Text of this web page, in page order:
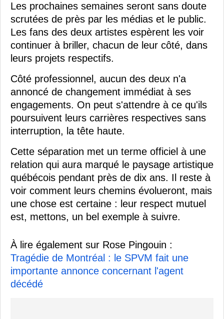
Les prochaines semaines seront sans doute
scrutées de près par les médias et le public.
Les fans des deux artistes espèrent les voir
continuer à briller, chacun de leur côté, dans
leurs projets respectifs.
Côté professionnel, aucun des deux n'a
annoncé de changement immédiat à ses
engagements. On peut s'attendre à ce qu'ils
poursuivent leurs carrières respectives sans
interruption, la tête haute.
Cette séparation met un terme officiel à une
relation qui aura marqué le paysage artistique
québécois pendant près de dix ans. Il reste à
voir comment leurs chemins évolueront, mais
une chose est certaine : leur respect mutuel
est, mettons, un bel exemple à suivre.
À lire également sur Rose Pingouin :
Tragédie de Montréal : le SPVM fait une
importante annonce concernant l'agent
décédé